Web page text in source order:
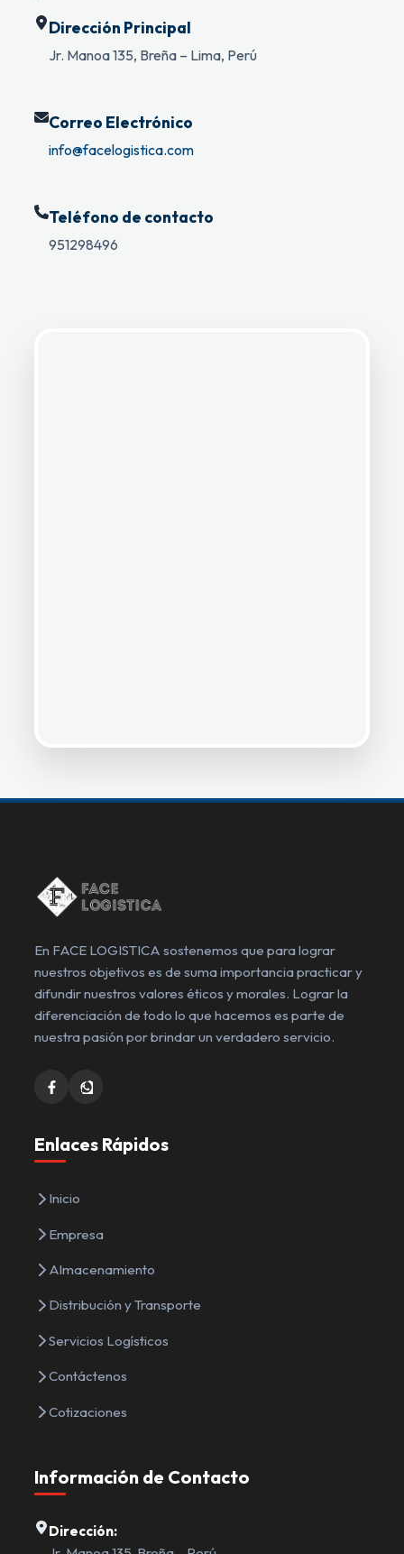
Dirección Principal
Jr. Manoa 135, Breña – Lima, Perú
Correo Electrónico
info@facelogistica.com
Teléfono de contacto
951298496
En FACE LOGISTICA sostenemos que para lograr
nuestros objetivos es de suma importancia practicar y
difundir nuestros valores éticos y morales. Lograr la
diferenciación de todo lo que hacemos es parte de
nuestra pasión por brindar un verdadero servicio.
Enlaces Rápidos
Inicio
Empresa
Almacenamiento
Distribución y Transporte
Servicios Logísticos
Contáctenos
Cotizaciones
Información de Contacto
Dirección: